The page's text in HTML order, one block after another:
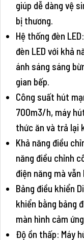
giúp dễ dàng vệ
bị thương.
Hệ thống đèn
đèn LED với khả
ánh sáng sáng
gian bếp.
Công suất hút
700m3/h, máy
thức ăn và trả lại
Khả năng điều
năng điều chỉnh
điện năng mà
Bảng điều khiển
khiển bằng bảng
màn hình cảm
Độ ồn thấp: Máy